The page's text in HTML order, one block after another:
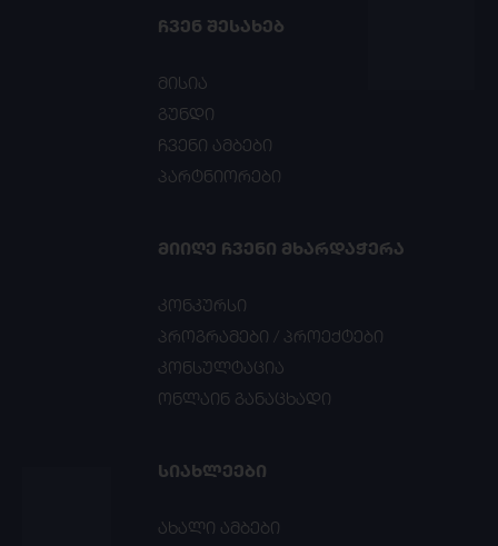
ᲩᲕᲔᲜ ᲨᲔᲡᲐᲮᲔᲑ
მისია
გუნდი
ჩვენი ამბები
პარტნიორები
ᲛᲘᲘᲦᲔ ᲩᲕᲔᲜᲘ ᲛᲮᲐᲠᲓᲐᲭᲔᲠᲐ
კონკურსი
პროგრამები / პროექტები
კონსულტაცია
ონლაინ განაცხადი
ᲡᲘᲐᲮᲚᲔᲔᲑᲘ
ახალი ამბები